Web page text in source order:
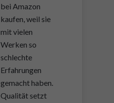
bei Amazon
kaufen, weil sie
mit vielen
Werken so
schlechte
Erfahrungen
gemacht haben.
Qualität setzt